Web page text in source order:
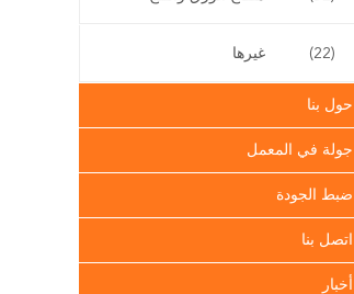
غيرها (22)
حول بنا
جولة في المعمل
ضبط الجودة
اتصل بنا
أخبار